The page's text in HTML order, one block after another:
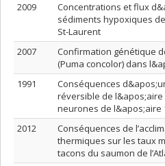
2009
Concentrations et flux
sédiments hypoxiques
St-Laurent
2007
Confirmation génétique
(Puma concolor) dans
1991
Conséquences
réversible de
neurones de l&apos;aire
2012
Conséquences de
thermiques sur les taux
tacons du saumon de